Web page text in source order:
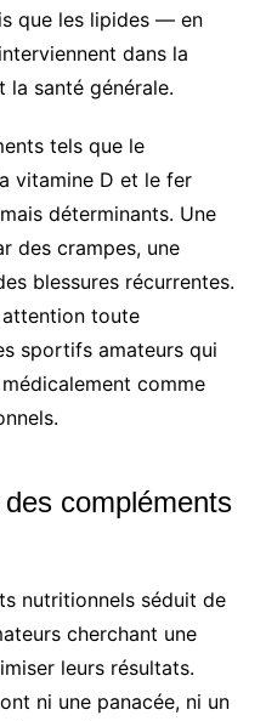
que les lipides — en
dans la
la santé générale.
tels que le
vitamine D et le fer
déterminants. Une
des crampes, une
blessures récurrentes.
attention toute
sportifs amateurs qui
comme
compléments
nutritionnels séduit de
cherchant une
leurs résultats.
ni une panacée, ni un